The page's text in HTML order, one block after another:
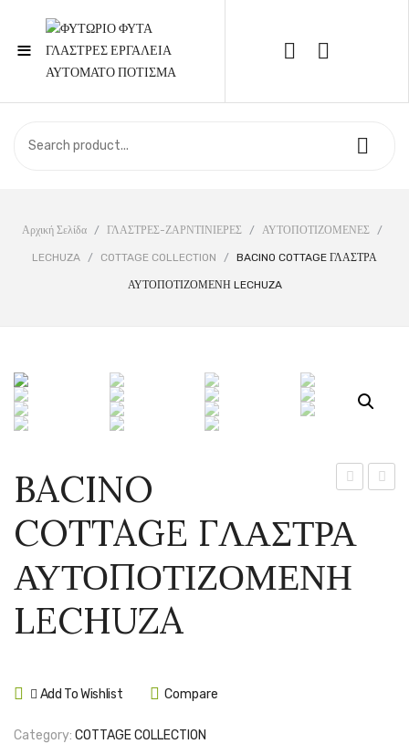
≡
Call Support: 210 6857844
ΣΧΕΤΙΚΆ ΜΕ ΕΜΆΣ
ΕΠΙΚΟΙΝΩΝΊΑ
Αρχική Σελίδα / ΓΛΑΣΤΡΕΣ-ΖΑΡΝΤΙΝΙΕΡΕΣ / ΑΥΤΟΠΟΤΙΖΟΜΕΝΕΣ /
LECHUZA / COTTAGE COLLECTION / BACINO COTTAGE ΓΛΑΣΤΡΑ
ΑΥΤΟΠΟΤΙΖΟΜΕΝΗ LECHUZA
40
BACINO
COTTAGE ΓΛΑΣΤΡΑ
ΑΥΤΟΠΟΤΙΖΟΜΕΝΗ
LECHUZA
Add To Wishlist Compare
Category: COTTAGE COLLECTION